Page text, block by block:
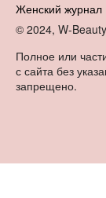
Женский журнал
© 2024, W-
Полное или
с сайта без
запрещено.